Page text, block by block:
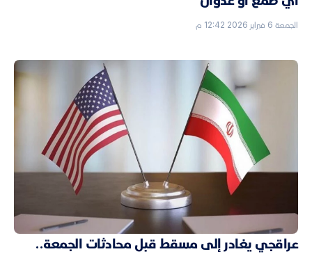
الجمعة 6 فبراير 2026 12:42 م
عراقجي يغادر إلى مسقط قبل محادثات الجمعة..